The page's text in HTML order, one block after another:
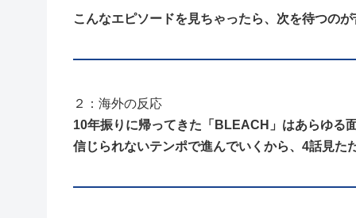
こんなエピソードを見ちゃったら、次を待つの
２：海外の反応
10年振りに帰ってきた「BLEACH」はあらゆる
信じられないテンポで進んでいくから、4話見た